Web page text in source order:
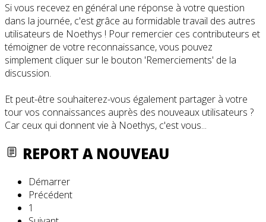
Si vous recevez en général une réponse à votre question
dans la journée, c'est grâce au formidable travail des autres
utilisateurs de Noethys ! Pour remercier ces contributeurs et
témoigner de votre reconnaissance, vous pouvez
simplement cliquer sur le bouton 'Remerciements' de la
discussion.
Et peut-être souhaiterez-vous également partager à votre
tour vos connaissances auprès des nouveaux utilisateurs ?
Car ceux qui donnent vie à Noethys, c'est vous...
REPORT A NOUVEAU
Démarrer
Précédent
1